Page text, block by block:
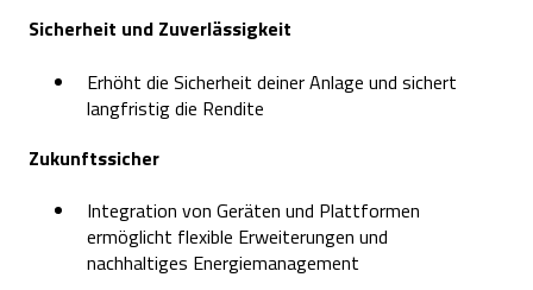
Sicherheit und Zuverlässigkeit
Erhöht die Sicherheit deiner Anlage und sichert
langfristig die Rendite
Zukunftssicher
Integration von Geräten und Plattformen
ermöglicht flexible Erweiterungen und
nachhaltiges Energiemanagement